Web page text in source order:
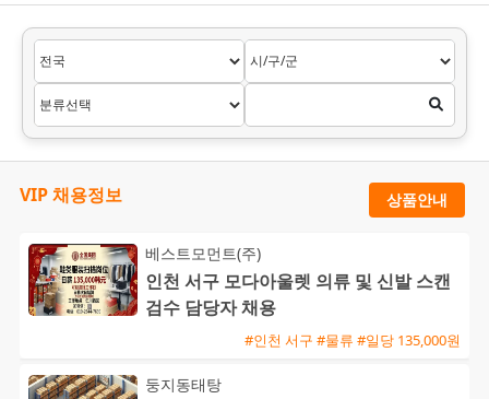
VIP 채용정보 상품안내
베스트모먼트(주)
인천 서구 모다아울렛 의류 및 신발 스캔
검수 담당자 채용
#인천 서구 #물류 #일당 135,000원
둥지동태탕